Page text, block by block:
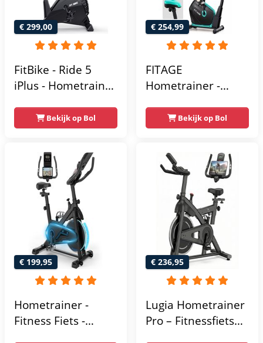
gebruikersgewicht
110 kg - Zwart en
Blauw
€ 299,00
FitBike - Ride 5
iPlus - Hometrainer
Trainingsprogramma's
- Hartslagsensoren
Bekijk op Bol
€ 254,99
FITAGE
Hometrainer -
Weerstandsniveaus
- Tablethouder
voor Bluetooth
Kinomap & Zwift -
Fiets Lage Instap,
Ergonomisch & Stil
- Hometrainers
Fitness voor Thuis
Bekijk op Bol
€ 199,95
Hometrainer -
Fitness Fiets -
€ 236,95
Lugia Hometrainer
Pro – Fitnessfiets